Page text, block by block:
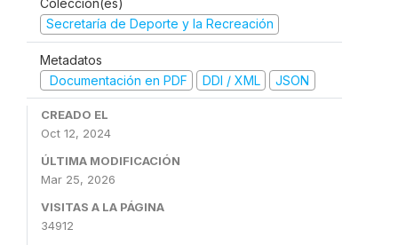
Colección(es)
Secretaría de Deporte y la Recreación
Metadatos
Documentación en PDF
DDI / XML JSON
CREADO EL
Oct 12, 2024
ÚLTIMA MODIFICACIÓN
Mar 25, 2026
VISITAS A LA PÁGINA
34912